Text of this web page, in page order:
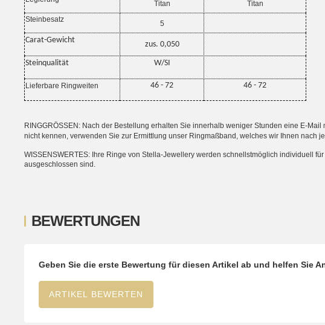
Titan
Titan
Steinbesatz
5
Carat-Gewicht zus. 0,050
Steinqualität W/SI
Lieferbare Ringweiten 46 - 72 46 - 72
RINGGRÖSSEN: Nach der Bestellung erhalten Sie innerhalb weniger Stunden eine E-
nicht kennen, verwenden Sie zur Ermittlung unser Ringmaßband, welches wir Ihnen nach
WISSENSWERTES: Ihre Ringe von Stella-Jewellery werden schnellstmöglich individuell
ausgeschlossen sind.
BEWERTUNGEN
Geben Sie die erste Bewertung für diesen Artikel ab und helfen Sie
ARTIKEL BEWERTEN